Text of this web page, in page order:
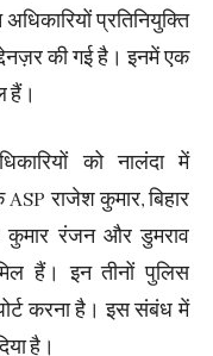
प्रतिनियुक्ति
की गई है। इनमें एक
हैं।
को नालंदा में
ASP राजेश कुमार, बिहार
कुमार रंजन और डुमराव
हैं। इन तीनों पुलिस
करना है। इस संबंध में
है।